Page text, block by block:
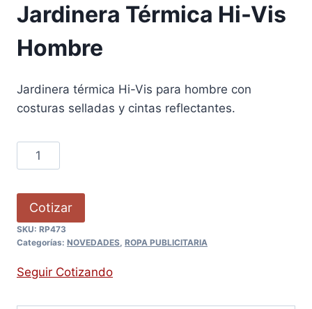
Jardinera Térmica Hi-Vis
Hombre
Jardinera térmica Hi-Vis para hombre con
costuras selladas y cintas reflectantes.
Cotizar
SKU: RP473
Categorías: NOVEDADES, ROPA PUBLICITARIA
Seguir Cotizando